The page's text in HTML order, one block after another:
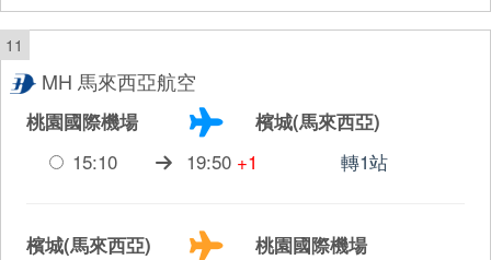
11
MH 馬來西亞航空
桃園國際機場
檳城(馬來西亞)
15:10
19:50 +1 轉1站
檳城(馬來西亞)
桃園國際機場